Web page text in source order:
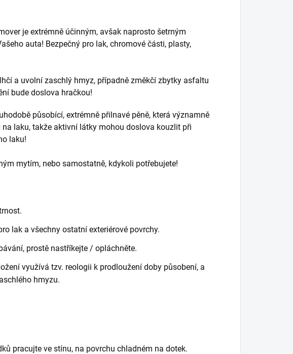
je extrémně účinným, avšak naprosto šetrným
auta! Bezpečný pro lak, chromové části, plasty,
a uvolní zaschlý hmyz, případně změkčí zbytky asfaltu
bude doslova hračkou!
působící, extrémně přilnavé pěně, která významně
laku, takže aktivní látky mohou doslova kouzlit při
laku!
mytím, nebo samostatně, kdykoli potřebujete!
lak a všechny ostatní exteriérové povrchy.
prostě nastříkejte / opláchněte.
využívá tzv. reologii k prodloužení doby působení, a
hmyzu.
pracujte ve stínu, na povrchu chladném na dotek.